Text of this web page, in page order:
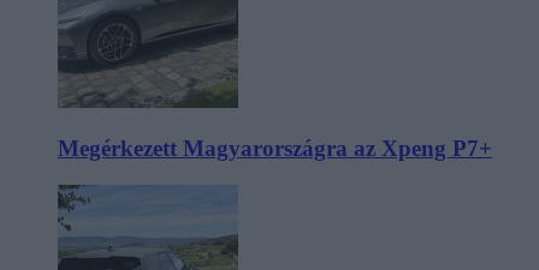
Megérkezett Magyarországra az Xpeng P7+